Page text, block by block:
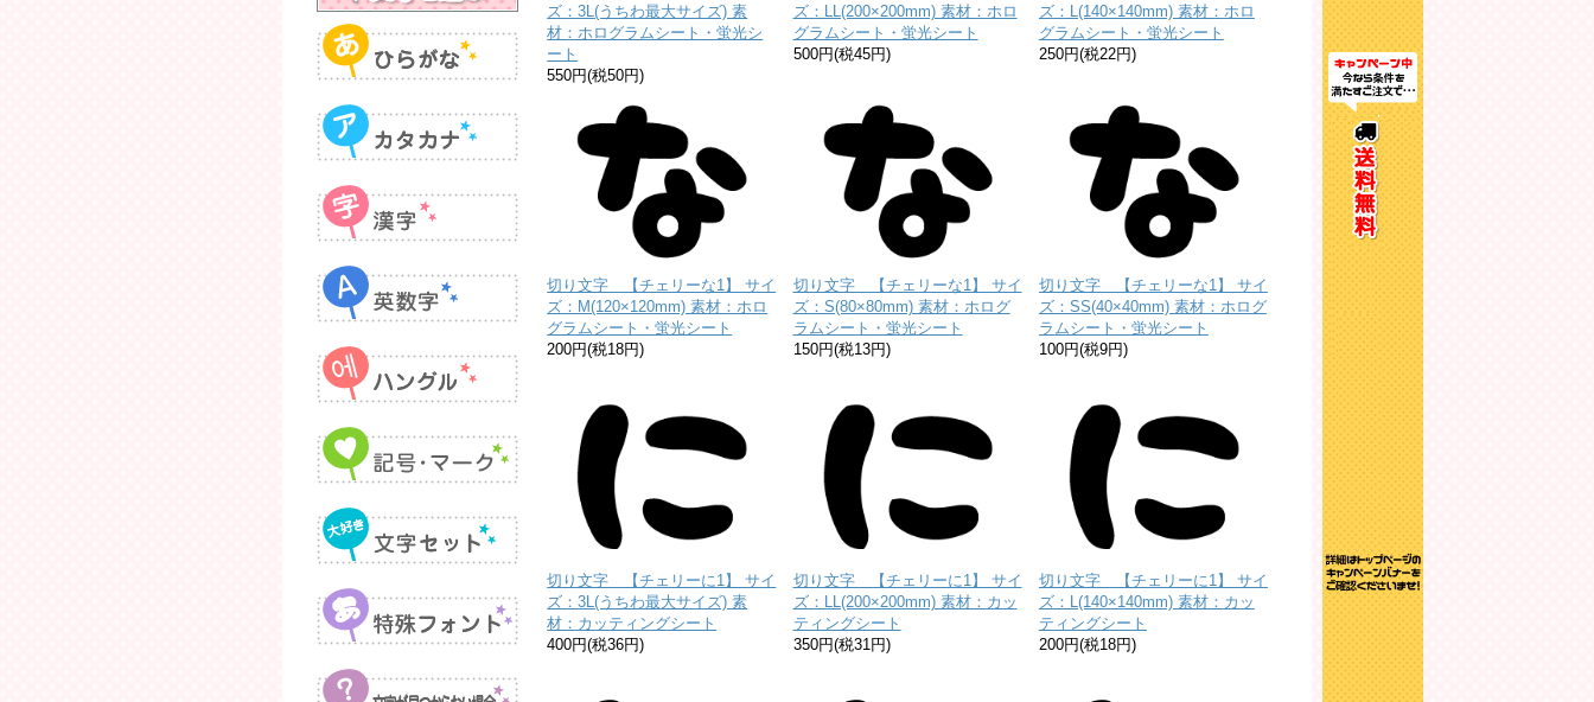
ズ：3L(うちわ最大サイズ) 素
材：ホログラムシート・蛍光シ
ート
550円(税50円)
ズ：LL(200×200mm) 素材：ホロ
グラムシート・蛍光シート
500円(税45円)
ズ：L(140×140mm) 素材：ホロ
グラムシート・蛍光シート
250円(税22円)
切り文字 【チェリーな1】 サイ
ズ：M(120×120mm) 素材：ホロ
グラムシート・蛍光シート
200円(税18円)
切り文字 【チェリーな1】 サイ
ズ：S(80×80mm) 素材：ホログ
ラムシート・蛍光シート
150円(税13円)
切り文字 【チェリーな1】 サイ
ズ：SS(40×40mm) 素材：ホログ
ラムシート・蛍光シート
100円(税9円)
切り文字 【チェリーに1】 サイ
ズ：3L(うちわ最大サイズ) 素
材：カッティングシート
400円(税36円)
切り文字 【チェリーに1】 サイ
ズ：LL(200×200mm) 素材：カッ
ティングシート
350円(税31円)
切り文字 【チェリーに1】 サイ
ズ：L(140×140mm) 素材：カッ
ティングシート
200円(税18円)